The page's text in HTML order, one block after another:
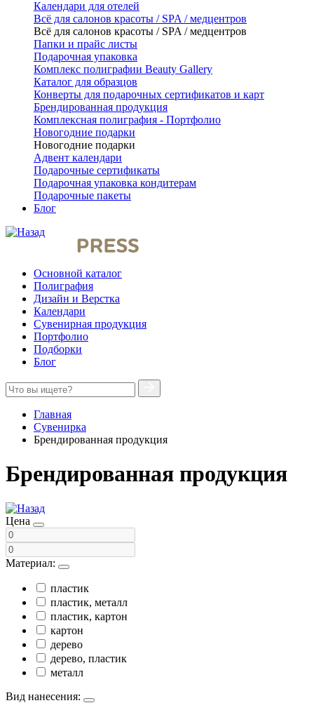
Календари для отелей
Всё для салонов красоты / SPA / медцентров
Всё для салонов красоты / SPA / медцентров
Папки и прайс листы
Подарочная упаковка
Комплекс полиграфии Beauty Gallery
Каталог для образцов
Конверты для подарочных сертификатов и карт
Брендированная продукция
Комплексная полиграфия - Портфолио
Новогодние подарки
Новогодние подарки
Адвент календари
Подарочные сертификаты
Подарочная упаковка кондитерам
Подарочные пакеты
Блог
Основной каталог
Полиграфия
Дизайн и Верстка
Календари
Сувенирная продукция
Портфолио
Подборки
Блог
Главная
Сувенирка
Брендированная продукция
Брендированная продукция
Цена
Материал:
пластик
пластик, металл
пластик, картон
картон
дерево
дерево, пластик
металл
Вид нанесения: